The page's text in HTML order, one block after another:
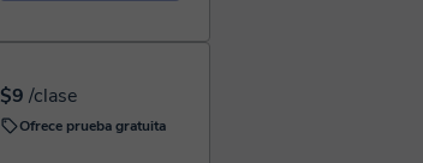
$9 /clase
Ofrece prueba gratuita